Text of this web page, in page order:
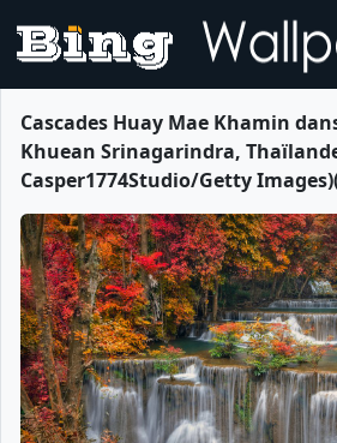
Cascades Huay Mae Khamin
Khuean Srinagarindra,
Casper1774Studio/Getty